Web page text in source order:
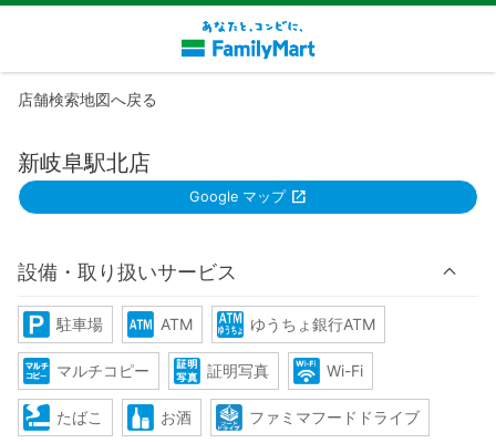
店舗検索地図へ戻る
新岐阜駅北店
Google マップ
設備・取り扱いサービス
駐車場 ATM ゆうちょ銀行ATM
マルチコピー 証明写真 Wi-Fi
たばこ お酒 ファミマフードドライブ